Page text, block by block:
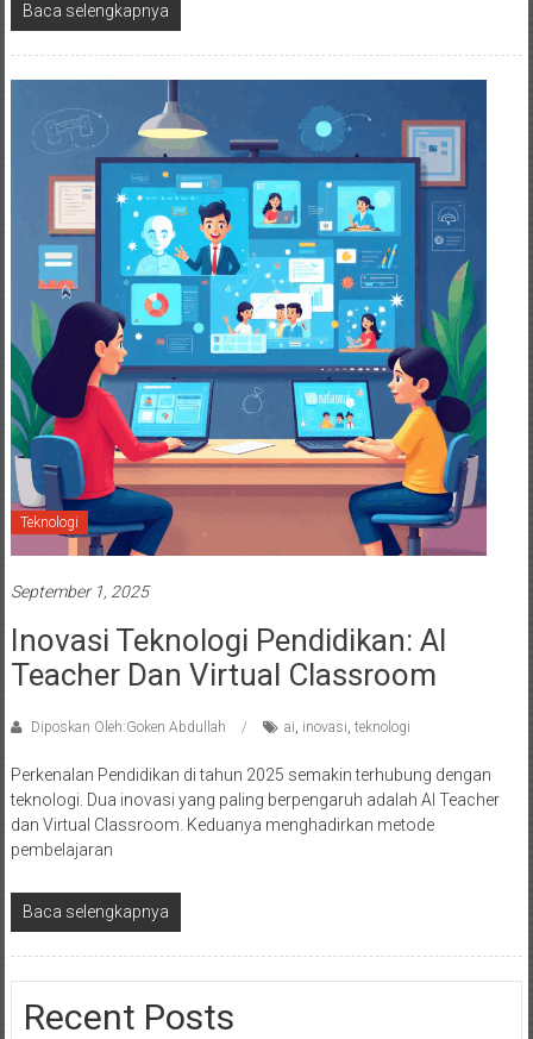
Baca selengkapnya
Teknologi
September 1, 2025
Inovasi Teknologi Pendidikan: AI
Teacher Dan Virtual Classroom
Diposkan Oleh:Goken Abdullah ai, inovasi, teknologi
Perkenalan Pendidikan di tahun 2025 semakin terhubung dengan
teknologi. Dua inovasi yang paling berpengaruh adalah AI Teacher
dan Virtual Classroom. Keduanya menghadirkan metode
pembelajaran
Baca selengkapnya
Recent Posts